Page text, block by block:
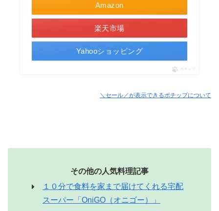
Amazon
楽天市場
Yahooショッピング
ポチップ
＼セール／が表示できるポチップについて
その他の人気料理記事
１０分で食料を家まで届けてくれる宅配
スーパー「OniGO（オニゴー）」